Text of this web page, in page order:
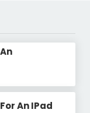
An IPad